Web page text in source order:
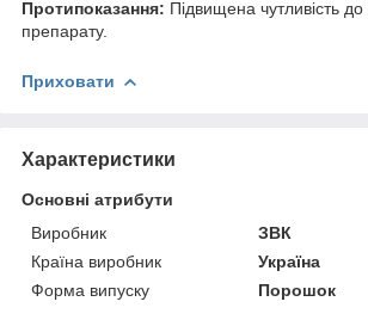
Протипоказання: Підвищена чутливість
препарату.
Приховати
Характеристики
Основні атрибути
Виробник
ЗВК
Країна виробник
Україна
Форма випуску
Порошок